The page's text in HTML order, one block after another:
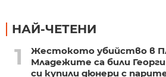
НАЙ-ЧЕТЕНИ
1
Жестокото убийство в
Младежите са били
си купили дюнери с